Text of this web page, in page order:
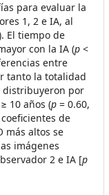
para evaluar la
1, 2 e IA, al
El tiempo de
con la IA (p<
entre
tanto la totalidad
distribuyeron por
10 años (p = 0.60,
de
más altos se
imágenes
2 e IA [p